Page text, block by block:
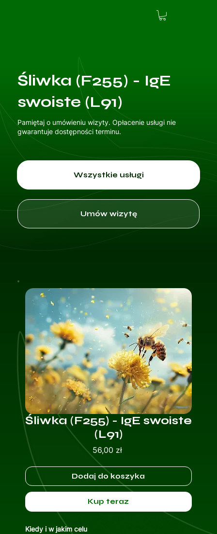
Śliwka (F255) - IgE
swoiste (L91)
Pamiętaj o umówieniu wizyty. Opłacenie usługi nie
gwarantuje dostępności terminu.
Wszystkie usługi
Umów wizytę
Śliwka (F255) - IgE swoiste
(L91)
56,00 złCena
Dodaj do koszyka
Kup teraz
Kiedy i w jakim celu